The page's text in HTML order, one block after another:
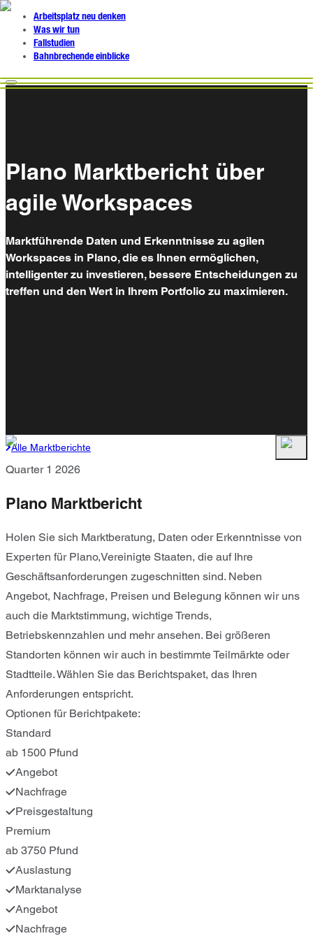
Arbeitsplatz neu denken
Was wir tun
Fallstudien
Bahnbrechende einblicke
Plano Marktbericht über
agile Workspaces
Marktführende Daten und Erkenntnisse zu agilen
Workspaces in Plano, die es Ihnen ermöglichen,
intelligenter zu investieren, bessere Entscheidungen zu
treffen und den Wert in Ihrem Portfolio zu maximieren.
Alle Marktberichte
Quarter 1 2026
Plano Marktbericht
Holen Sie sich Marktberatung, Daten oder Erkenntnisse von
Experten für Plano,Vereinigte Staaten, die auf Ihre
Geschäftsanforderungen zugeschnitten sind. Neben
Angebot, Nachfrage, Preisen und Belegung können wir uns
auch die Marktstimmung, wichtige Trends,
Betriebskennzahlen und mehr ansehen. Bei größeren
Standorten können wir auch in bestimmte Teilmärkte oder
Stadtteile. Wählen Sie das Berichtspaket, das Ihren
Anforderungen entspricht.
Optionen für Berichtpakete:
Standard
ab 1500 Pfund
Angebot
Nachfrage
Preisgestaltung
Premium
ab 3750 Pfund
Auslastung
Marktanalyse
Angebot
Nachfrage